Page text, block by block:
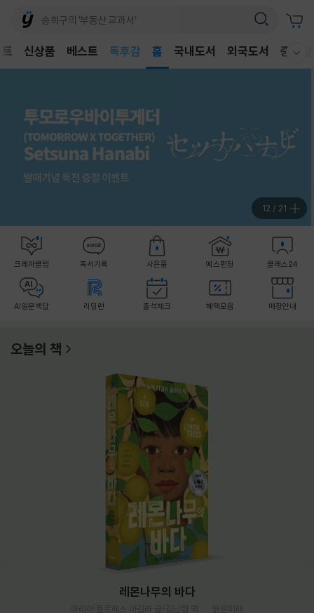
신상품 베스트
독후감
어린이
홈 국내도서 외국도서 중고샵
13 / 21
크레마클럽 독서기록 사은품 예스펀딩 클래스24
AI일문백답 리딩런 출석체크 혜택모음 매장안내
오늘의 책
레몬나무의 바다